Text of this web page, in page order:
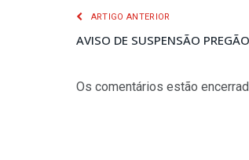
ARTIGO ANTERIOR
AVISO DE SUSPENSÃO
Os comentários estão